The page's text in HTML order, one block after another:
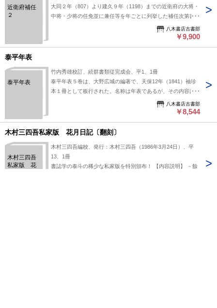
近衛府補任
２
大同２年（807）より建久９年（1198）までの近衛府の大将・
中将・少将の任免並に兼任等を年ごとに列挙した補任次第書で
ある。諸記録にあたり新たに編集刊行するものである。 【収
録】第２巻 1070〔延久５〕～1198〔建久９〕第２巻巻末に
八木書店古書部
￥9,900
泰平年表
泰平年表
竹内秀雄校訂、続群書類従完成会、平1、1冊
泰平年表５巻は、大野広城の編著で、天保12年（1841）袖珍
本１冊として板行された。名称は年表であるが、その内容は、
徳川家康から家斉まで約300年間の史実を年序をおって載録
し、主として幕府の諸行事に関する表向な記事を中心に、各地
出版物/近世/単行本◆歴史
八木書店古書部
￥8,544
木村三四吾私家版 花月日記〔翻刻〕
木村三四吾
私家版 花
木村三四吾編校、発行：木村三四吾（1986年3月24日）、平
13、1冊
書誌学の泰斗の稀少な私家版を特別頒布！ 【内容説明】 －餘